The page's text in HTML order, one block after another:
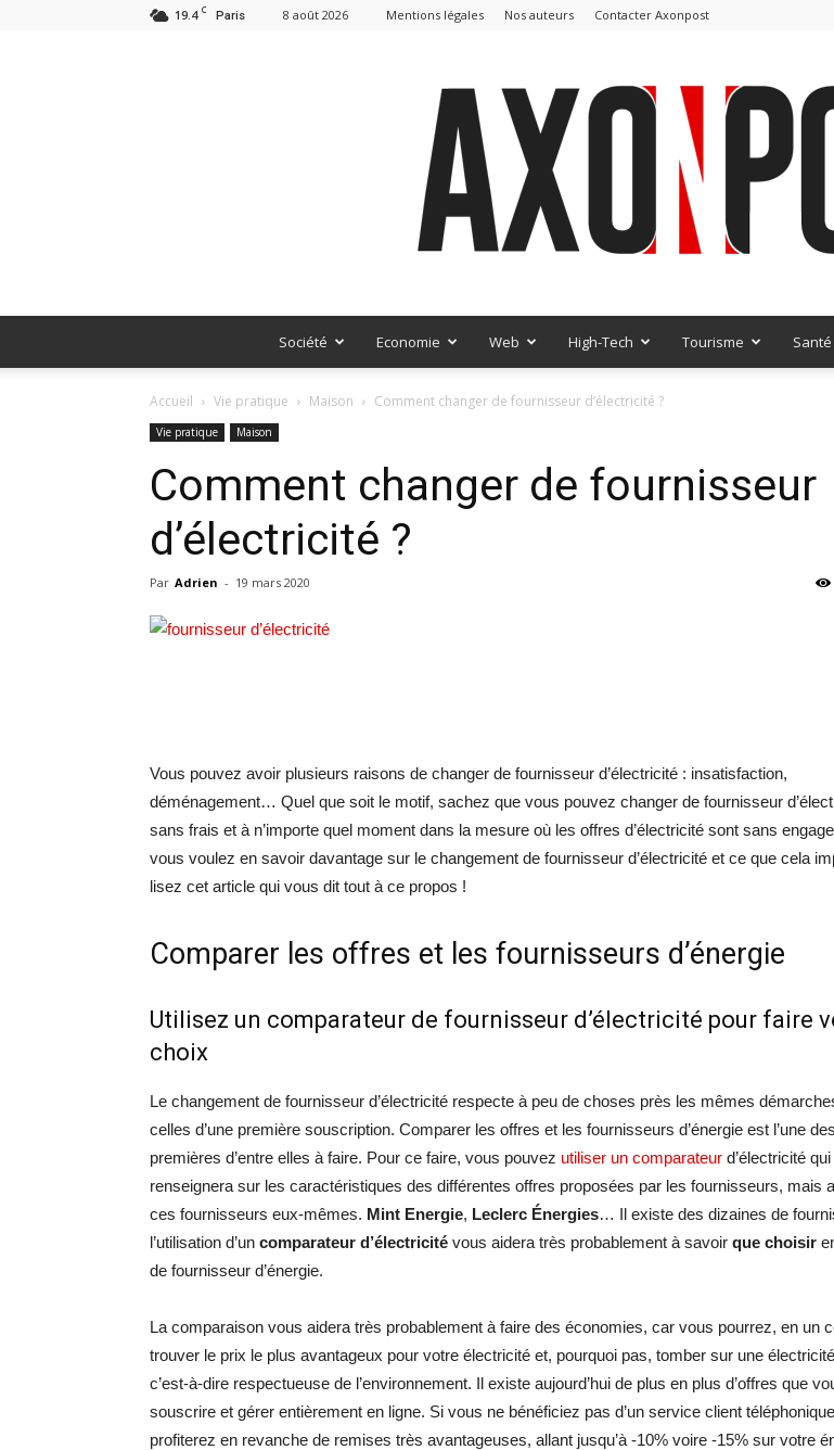
19.4 C Paris 8 août 2026 Mentions légales Nos auteurs Contacter Axonpost
Société Economie Web High-Tech Tourisme
Accueil Vie pratique Maison Comment changer de fournisseur d’électricité ?
Vie pratique Maison
Comment changer de fournisseur
d’électricité ?
Par Adrien - 19 mars 2020
Vous pouvez avoir plusieurs raisons de changer de fournisseur d’électricité : insatisfaction,
déménagement… Quel que soit le motif, sachez que vous pouvez changer de fournisseur
sans frais et à n’importe quel moment dans la mesure où les offres d’électricité sont sans
vous voulez en savoir davantage sur le changement de fournisseur d’électricité et ce que cela
lisez cet article qui vous dit tout à ce propos !
Comparer les offres et les fournisseurs d’énergie
Utilisez un comparateur de fournisseur d’électricité pour faire
choix
Le changement de fournisseur d’électricité respecte à peu de choses près les mêmes
celles d’une première souscription. Comparer les offres et les fournisseurs d’énergie est l’une des
premières d’entre elles à faire. Pour ce faire, vous pouvez utiliser un comparateur d’électricité
renseignera sur les caractéristiques des différentes offres proposées par les fournisseurs, mais
ces fournisseurs eux-mêmes. Mint Energie, Leclerc Énergies… Il existe des dizaines de
l’utilisation d’un comparateur d’électricité vous aidera très probablement à savoir que choisir
de fournisseur d’énergie.
La comparaison vous aidera très probablement à faire des économies, car vous pourrez, en un
trouver le prix le plus avantageux pour votre électricité et, pourquoi pas, tomber sur une
c’est-à-dire respectueuse de l’environnement. Il existe aujourd’hui de plus en plus d’offres que
souscrire et gérer entièrement en ligne. Si vous ne bénéficiez pas d’un service client
profiterez en revanche de remises très avantageuses, allant jusqu’à -10% voire -15% sur votre